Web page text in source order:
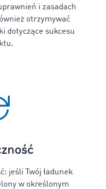
i zasadach
otrzymywać
dotyczące sukcesu
jeśli Twój ładunek
w określonym